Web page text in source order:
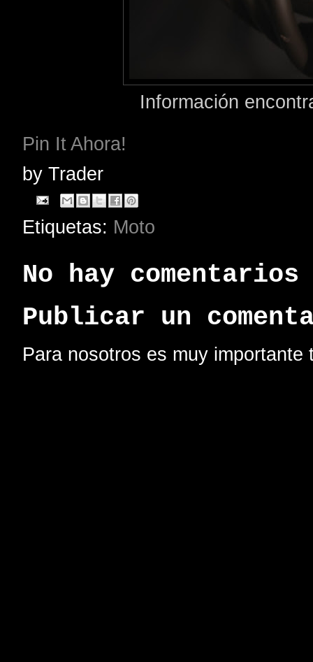
Información
Pin It Ahora!
by Trader
Etiquetas: Moto
No hay
Publicar un
Para nosotros es muy